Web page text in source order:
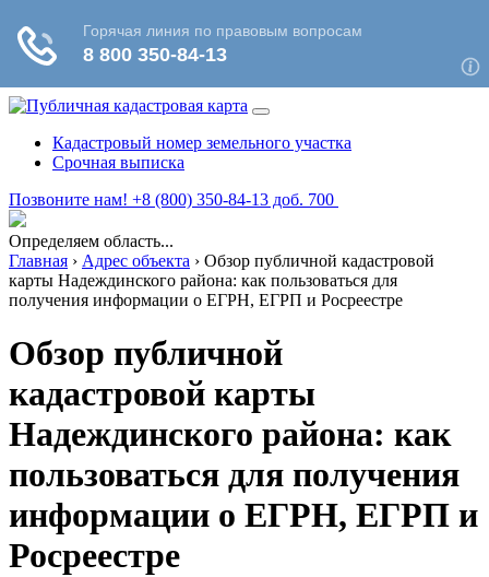
Кадастровый номер земельного участка
Срочная выписка
Позвоните нам! +8 (800) 350-84-13 доб. 700
Определяем область...
Главная › Адрес объекта › Обзор публичной кадастровой
карты Надеждинского района: как пользоваться для
получения информации о ЕГРН, ЕГРП и Росреестре
Обзор публичной
кадастровой карты
Надеждинского района: как
пользоваться для получения
информации о ЕГРН, ЕГРП и
Росреестре